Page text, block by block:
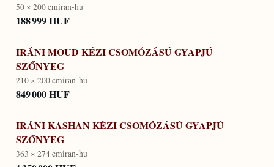
50 × 200 cmiran-hu
188 999 HUF
IRÁNI MOUD KÉZI CSOMÓZÁSÚ GYAPJÚ
SZŐNYEG
210 × 200 cmiran-hu
849 000 HUF
IRÁNI KASHAN KÉZI CSOMÓZÁSÚ GYAPJÚ
SZŐNYEG
363 × 274 cmiran-hu